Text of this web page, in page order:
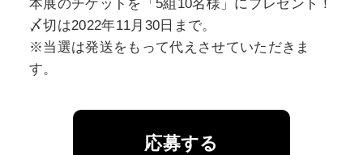
本展のチケットを「5組10名様」にプレゼント！
〆切は2022年11月30日まで。
※当選は発送をもって代えさせていただきま
す。
応募する